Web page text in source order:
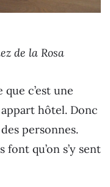
de la Rosa
c’est une
hôtel. Donc
personnes.
qu’on s’y sent